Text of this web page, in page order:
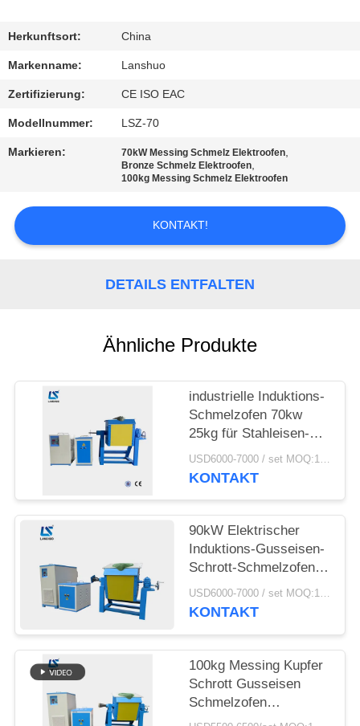
TRETEN
SIE
MIT
UNS
IN
VERBINDUNG
NACHRICHTEN
SITEMAP
DATENSCHUTZRICHTLINIE
Herkunftsort: China
Markenname: Lanshuo
Zertifizierung: CE ISO EAC
Modellnummer: LSZ-70
Markieren: 70kW Messing Schmelz Elektroofen,
Bronze Schmelz Elektroofen,
100kg Messing Schmelz Elektroofen
KONTAKT!
DETAILS ENTFALTEN
Ähnliche Produkte
industrielle Induktions-
Schmelzofen 70kw
25kg für Stahleisen-
Aluminium-Altmetall
USD6000-7000 / set MOQ:1 Satz
KONTAKT
90kW Elektrischer
Induktions-Gusseisen-
Schrott-Schmelzofen
mit Tiegeln
USD6000-7000 / set MOQ:1 Satz
KONTAKT
100kg Messing Kupfer
Schrott Gusseisen
Schmelzofen
Industrieller